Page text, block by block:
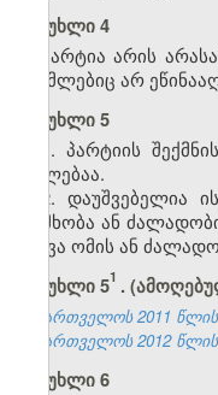
მუხლი 4
პარტია არის
რომლებიც არ
მუხლი 5
1. პარტიის
უფლებაა.
2. დაუშვებელია
დამხობა ან
ეწევა ომის ან
მუხლი 51 .
საქართველოს 2011
საქართველოს 2012
მუხლი 6